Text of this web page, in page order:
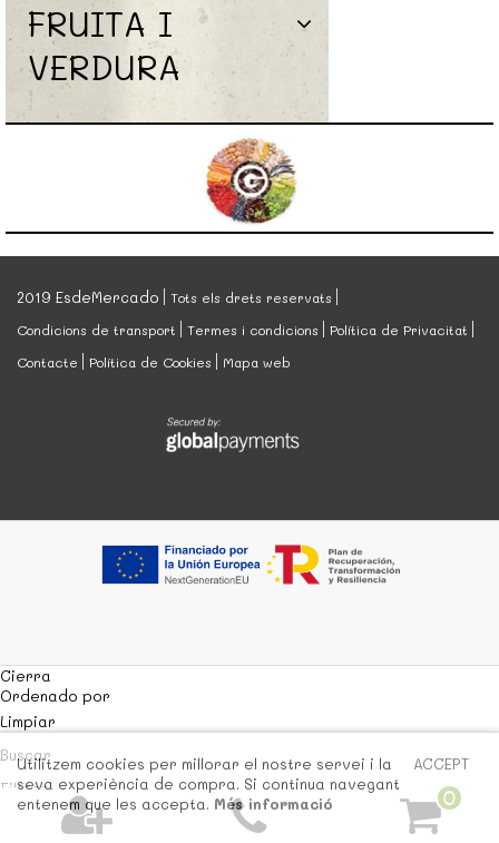
FRUITA I
VERDURA
0
2019 EsdeMercado
Tots els drets reservats
Condicions de transport
Termes i condicions
Política de Privacitat
Contacte
Política de Cookies Mapa web
ACCEPT
Utilitzem cookies per millorar el nostre servei i la
seva experiència de compra. Si continua navegant
entenem que les accepta. Més informació
Cierra
Ordenado por
Limpiar
Buscar
Filtrar